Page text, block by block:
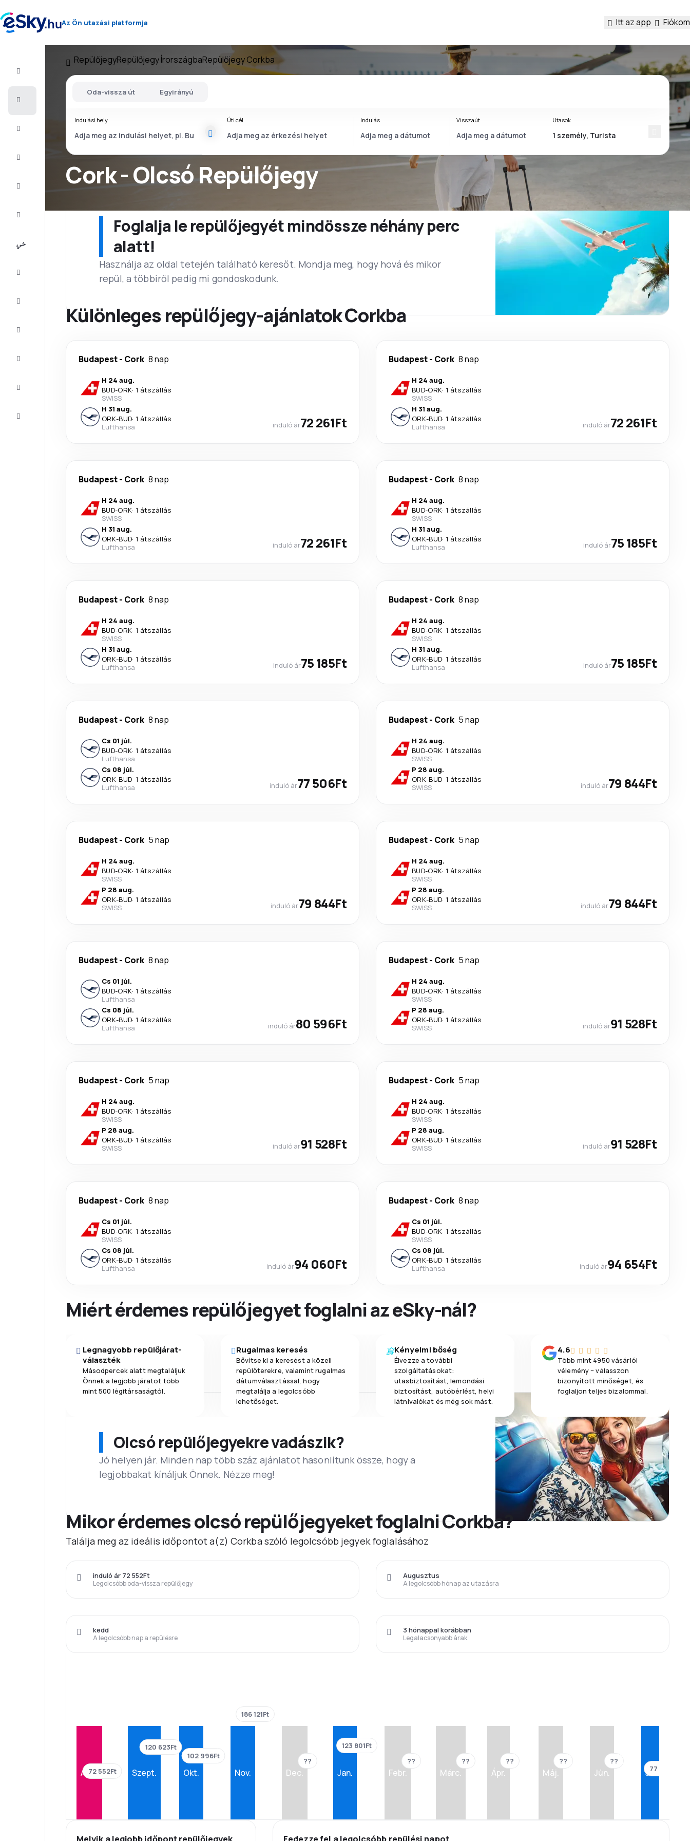
Az Ön utazási platformja Itt az app Fiókom
RepülőjegyRepülőjegy ÍrországbaRepülőjegy Corkba
Cork - Olcsó Repülőjegy
Oda-vissza út Egyirányú
Indulási hely Úti cél Indulás Visszaút Utasok
Foglalja le repülőjegyét mindössze néhány perc
alatt!
Használja az oldal tetején található keresőt. Mondja meg, hogy hová és mikor
repül, a többiről pedig mi gondoskodunk.
Különleges repülőjegy-ajánlatok Corkba
Budapest- Cork 8 nap
H 24 aug.
BUD-ORK· 1 átszállás
SWISS
H 31 aug.
ORK-BUD· 1 átszállás
Lufthansa
induló ár72 261Ft
Budapest- Cork 8 nap
H 24 aug.
BUD-ORK· 1 átszállás
SWISS
H 31 aug.
ORK-BUD· 1 átszállás
Lufthansa
induló ár72 261Ft
Budapest- Cork 8 nap
H 24 aug.
BUD-ORK· 1 átszállás
SWISS
H 31 aug.
ORK-BUD· 1 átszállás
Lufthansa
induló ár72 261Ft
Budapest- Cork 8 nap
H 24 aug.
BUD-ORK· 1 átszállás
SWISS
H 31 aug.
ORK-BUD· 1 átszállás
Lufthansa
induló ár75 185Ft
Budapest- Cork 8 nap
H 24 aug.
BUD-ORK· 1 átszállás
SWISS
H 31 aug.
ORK-BUD· 1 átszállás
Lufthansa
induló ár75 185Ft
Budapest- Cork 8 nap
H 24 aug.
BUD-ORK· 1 átszállás
SWISS
H 31 aug.
ORK-BUD· 1 átszállás
Lufthansa
induló ár75 185Ft
Budapest- Cork 8 nap
Cs 01 júl.
BUD-ORK· 1 átszállás
Lufthansa
Cs 08 júl.
ORK-BUD· 1 átszállás
Lufthansa
induló ár77 506Ft
Budapest- Cork 5 nap
H 24 aug.
BUD-ORK· 1 átszállás
SWISS
P 28 aug.
ORK-BUD· 1 átszállás
SWISS
induló ár79 844Ft
Budapest- Cork 5 nap
H 24 aug.
BUD-ORK· 1 átszállás
SWISS
P 28 aug.
ORK-BUD· 1 átszállás
SWISS
induló ár79 844Ft
Budapest- Cork 5 nap
H 24 aug.
BUD-ORK· 1 átszállás
SWISS
P 28 aug.
ORK-BUD· 1 átszállás
SWISS
induló ár79 844Ft
Budapest- Cork 8 nap
Cs 01 júl.
BUD-ORK· 1 átszállás
Lufthansa
Cs 08 júl.
ORK-BUD· 1 átszállás
Lufthansa
induló ár80 596Ft
Budapest- Cork 5 nap
H 24 aug.
BUD-ORK· 1 átszállás
SWISS
P 28 aug.
ORK-BUD· 1 átszállás
SWISS
induló ár91 528Ft
Budapest- Cork 5 nap
H 24 aug.
BUD-ORK· 1 átszállás
SWISS
P 28 aug.
ORK-BUD· 1 átszállás
SWISS
induló ár91 528Ft
Budapest- Cork 5 nap
H 24 aug.
BUD-ORK· 1 átszállás
SWISS
P 28 aug.
ORK-BUD· 1 átszállás
SWISS
induló ár91 528Ft
Budapest- Cork 8 nap
Cs 01 júl.
BUD-ORK· 1 átszállás
SWISS
Cs 08 júl.
ORK-BUD· 1 átszállás
Lufthansa
induló ár94 060Ft
Budapest- Cork 8 nap
Cs 01 júl.
BUD-ORK· 1 átszállás
SWISS
Cs 08 júl.
ORK-BUD· 1 átszállás
Lufthansa
induló ár94 654Ft
Miért érdemes repülőjegyet foglalni az eSky-nál?
Legnagyobb repülőjárat-
választék
Másodpercek alatt megtaláljuk
Önnek a legjobb járatot több
mint 500 légitársaságtól.
Rugalmas keresés
Bővítse ki a keresést a közeli
repülőterekre, valamint rugalmas
dátumválasztással, hogy
megtalálja a legolcsóbb
lehetőséget.
Kényelmi bőség
Élvezze a további
szolgáltatásokat:
utasbiztosítást, lemondási
biztosítást, autóbérlést, helyi
látnivalókat és még sok mást.
4.6
Több mint 4950 vásárlói
vélemény – válasszon
bizonyított minőséget, és
foglaljon teljes bizalommal.
Olcsó repülőjegyekre vadászik?
Jó helyen jár. Minden nap több száz ajánlatot hasonlítunk össze, hogy a
legjobbakat kínáljuk Önnek. Nézze meg!
Mikor érdemes olcsó repülőjegyeket foglalni Corkba?
Találja meg az ideális időpontot a(z) Corkba szóló legolcsóbb jegyek foglalásához
Legolcsóbb oda-vissza repülőjegy
induló ár 72 552Ft
A legolcsóbb hónap az utazásra
Augusztus
A legolcsóbb nap a repülésre
kedd
Legalacsonyabb árak
3 hónappal korábban
Aug.72 552Ft Szept.
120 623Ft
Okt.
102 996Ft
Nov.
186 121Ft
Dec.
??
Jan.
123 801Ft
Febr.
??
Márc.
??
Ápr.
??
Máj.
??
Jún.
??
Júl.77 818Ft